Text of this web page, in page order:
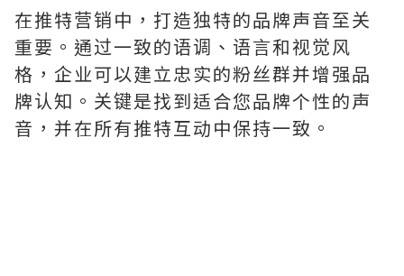
在推特营销中，打造独特的品牌声音至关
重要。通过一致的语调、语言和视觉风
格，企业可以建立忠实的粉丝群并增强品
牌认知。关键是找到适合您品牌个性的声
音，并在所有推特互动中保持一致。